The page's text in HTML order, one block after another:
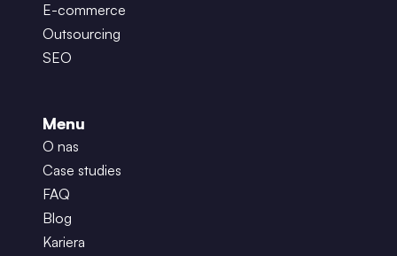
E-commerce
Outsourcing
SEO
Menu
O nas
Case studies
FAQ
Blog
Kariera